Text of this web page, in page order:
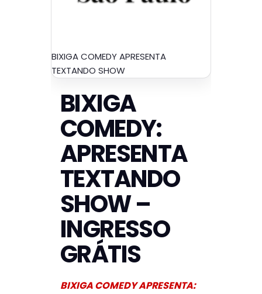
BIXIGA COMEDY APRESENTA
TEXTANDO SHOW
BIXIGA
COMEDY:
APRESENTA
TEXTANDO
SHOW –
INGRESSO
GRÁTIS
BIXIGA COMEDY APRESENTA: